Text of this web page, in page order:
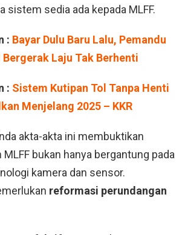
sistem sedia ada kepada MLFF.
: Bayar Dulu Baru Lalu, Pemandu
Bergerak Laju Tak Berhenti
: Sistem Kutipan Tol Tanpa Henti
Menjelang 2025 – KKR
akta-akta ini membuktikan
MLFF bukan hanya bergantung pada
kamera dan sensor.
reformasi perundangan